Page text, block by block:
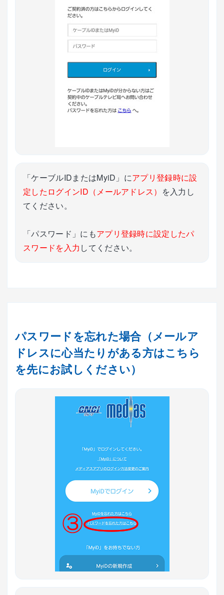
「ケーブルIDまたはMyiD」にアプリ登録時に設
定したログインID（メールアドレス） を入力し
てください。
「パスワード」にもアプリ登録時に設定したパ
スワードを入力 してください。
パスワードを忘れた場合（メールア
ドレスに心当たりがある方はこちら
を先にお試しください）